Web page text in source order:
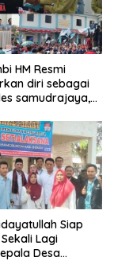
HM Resmi
diri sebagai
samudrajaya,
Siap
Lagi
Desa